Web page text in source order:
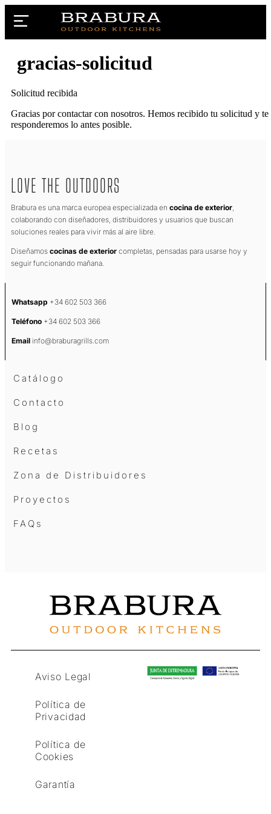
gracias-solicitud
Solicitud recibida
Gracias por contactar con nosotros. Hemos recibido tu solicitud y te
responderemos lo antes posible.
LOVE THE OUTDOORS
Brabura es una marca europea especializada en cocina de exterior
colaborando con diseñadores, distribuidores y usuarios que buscan
soluciones reales para vivir más al aire libre.
Diseñamos cocinas de exterior completas, pensadas para usarse hoy y
seguir funcionando mañana.
Whatsapp +34 602 503 366
Teléfono +34 602 503 366
Email info@braburagrills.com
Catálogo
Contacto
Blog
Recetas
Zona de Distribuidores
Proyectos
FAQs
Aviso Legal
Política de
Privacidad
Política de
Cookies
Garantía